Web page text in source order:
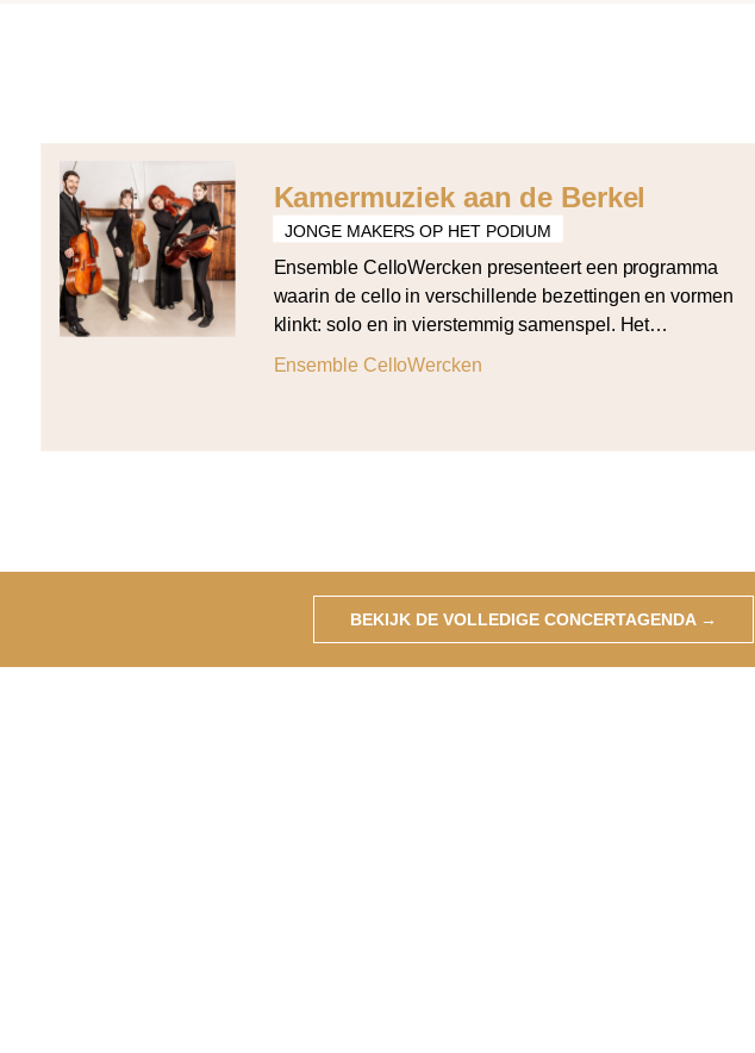
Kamermuziek aan de Berkel
JONGE MAKERS OP HET PODIUM
Ensemble CelloWercken presenteert een programma
waarin de cello in verschillende bezettingen en vormen
klinkt: solo en in vierstemmig samenspel. Het
Ensemble CelloWercken
BEKIJK DE VOLLEDIGE CONCERTAGENDA →